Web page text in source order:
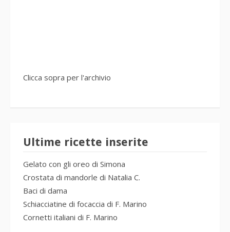
Clicca sopra per l'archivio
Ultime ricette inserite
Gelato con gli oreo di Simona
Crostata di mandorle di Natalia C.
Baci di dama
Schiacciatine di focaccia di F. Marino
Cornetti italiani di F. Marino